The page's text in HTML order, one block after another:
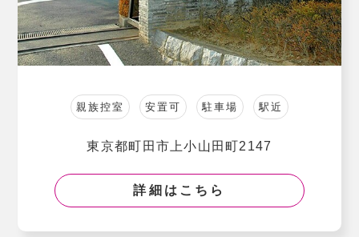
親族控室 安置可 駐車場 駅近
東京都町田市上小山田町2147
詳細はこちら